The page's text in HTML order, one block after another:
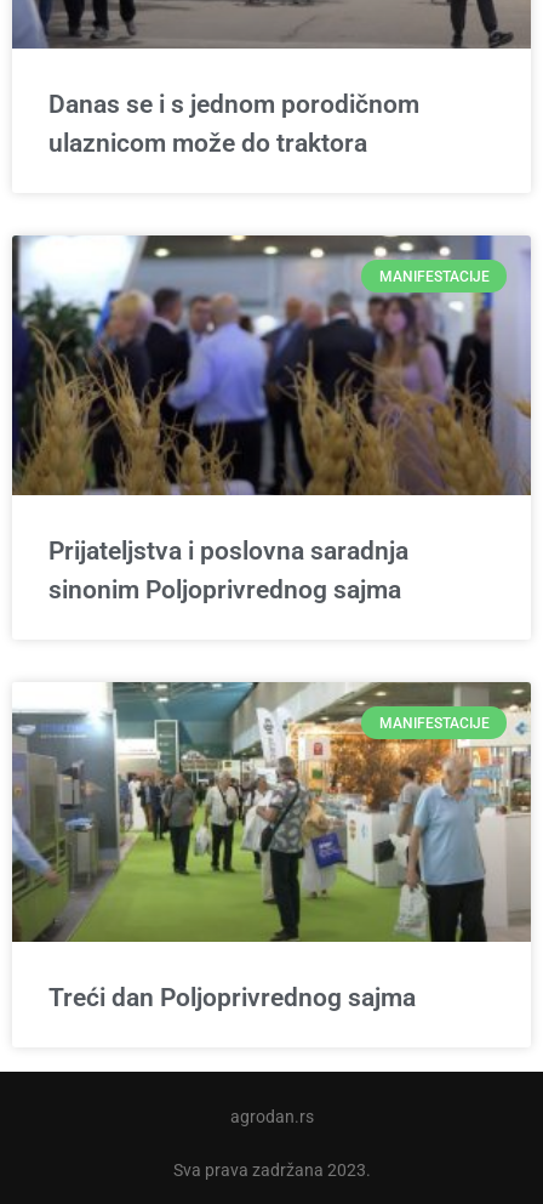
Danas se i s jednom porodičnom
ulaznicom može do traktora
MANIFESTACIJE
Prijateljstva i poslovna saradnja
sinonim Poljoprivrednog sajma
MANIFESTACIJE
Treći dan Poljoprivrednog sajma
agrodan.rs
Sva prava zadržana 2023.